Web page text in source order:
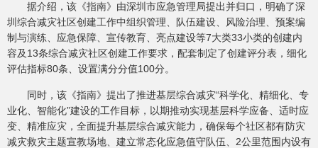
据介绍，该《指南》由深圳市应急管理局提出并归口，明确了深
圳综合减灾社区创建工作中组织管理、队伍建设、风险治理、预案编
制与演练、应急保障、宣传教育、亮点建设等7大类33小类的创建内
容及13条综合减灾社区创建工作要求，配套制定了创建评分表，细化
评估指标80条、设置满分分值100分。
同时，该《指南》提出了推进基层综合减灾“科学化、精细化、专
业化、智能化”建设的工作目标，以期推动实现基层科学应备、适时应
变、精准应灾，全面提升基层综合减灾能力，确保每个社区都有防灾
减灾救灾主题宣教场地、建立常态化应急值守队伍、2公里范围内设有